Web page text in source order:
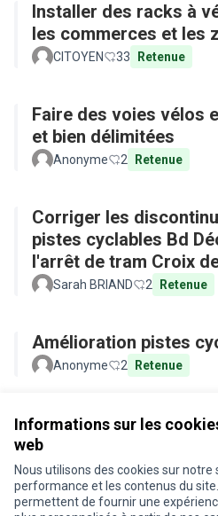
Informations sur les
web
Nous utilisons des cookies sur
performance et les contenus du
permettent de fournir une
Installer des racks à
les commerces et les
CITOYEN 33 Retenue
Faire des voies vélos
et bien délimitées
Anonyme 2 Retenue
Corriger les
pistes cyclables Bd
l'arrêt de tram Croix
Sarah BRIAND 2 Retenue
Amélioration pistes
Anonyme 2 Retenue
Conditions d'utilisation
Paramètres des cookies
Je participe ! sur X
Je participe ! sur Facebook
Je participe ! sur